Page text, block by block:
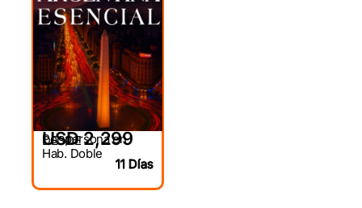
DESDE
USD 2,299
Por persona en
Hab. Doble
11 Días